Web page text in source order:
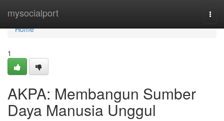
mysocialport
Home
Home
1
AKPA: Membangun Sumber
Daya Manusia Unggul